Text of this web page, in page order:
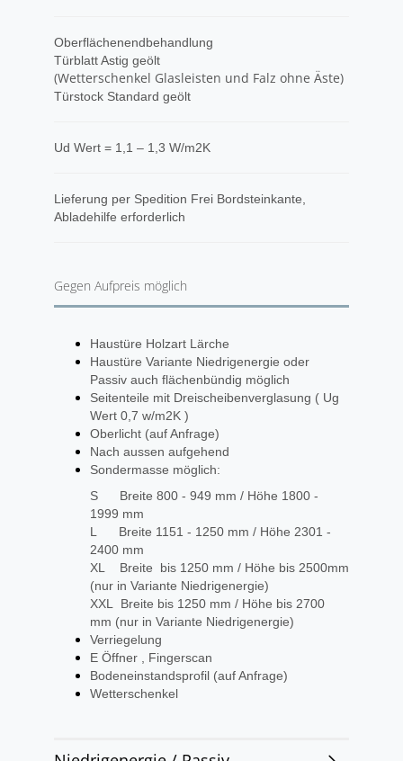
Oberflächenendbehandlung
Türblatt Astig geölt
(Wetterschenkel Glasleisten und Falz ohne Äste)
Türstock Standard geölt
Ud Wert = 1,1 – 1,3 W/m2K
​Lieferung per Spedition Frei Bordsteinkante,
Abladehilfe erforderlich
Gegen Aufpreis möglich
Haustüre Holzart Lärche
Haustüre Variante Niedrigenergie oder
Passiv auch flächenbündig möglich
Seitenteile mit Dreischeibenverglasung ( Ug
Wert 0,7 w/m2K )
Oberlicht (auf Anfrage)
Nach aussen aufgehend
Sondermasse möglich:
S Breite 800 - 949 mm / Höhe 1800 -
1999 mm
L Breite 1151 - 1250 mm / Höhe 2301 -
2400 mm
XL Breite bis 1250 mm / Höhe bis 2500mm
(nur in Variante Niedrigenergie)
XXL Breite bis 1250 mm / Höhe bis 2700
mm (nur in Variante Niedrigenergie)
Verriegelung
E Öffner , Fingerscan
Bodeneinstandsprofil (auf Anfrage)
Wetterschenkel